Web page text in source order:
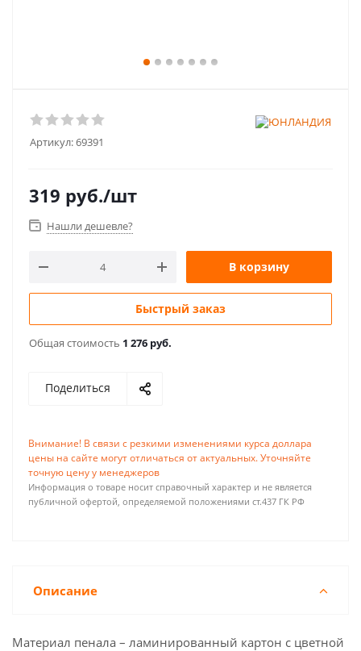
Артикул:69391
319 руб./шт
Нашли дешевле?
В корзину
Быстрый заказ
Общая стоимость 1 276 руб.
Поделиться
Внимание! В связи с резкими изменениями курса доллара
цены на сайте могут отличаться от актуальных. Уточняйте
точную цену у менеджеров
Информация о товаре носит справочный характер и не является
публичной офертой, определяемой положениями ст.437 ГК РФ
Описание
Материал пенала – ламинированный картон с цветной